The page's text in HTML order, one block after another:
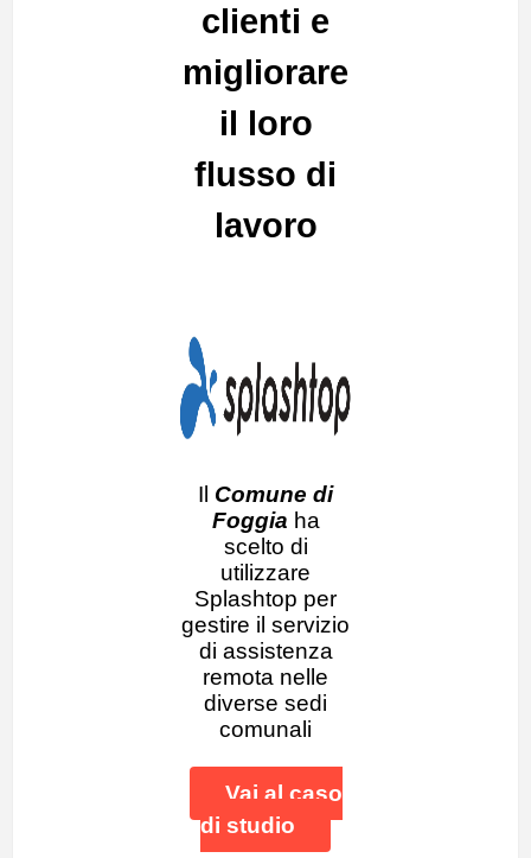
clienti e
migliorare
il loro
flusso di
lavoro
Il Comune di
Foggia ha
scelto di
utilizzare
Splashtop per
gestire il servizio
di assistenza
remota nelle
diverse sedi
comunali
Vai al caso
di studio